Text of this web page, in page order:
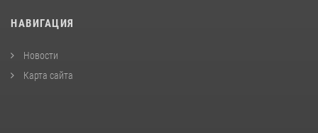
НАВИГАЦИЯ
Новости
Карта сайта